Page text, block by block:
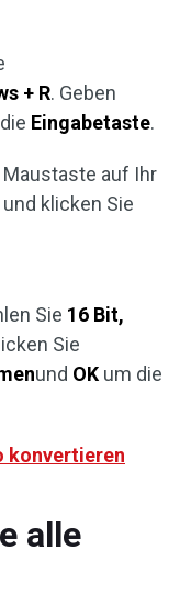
+ R. Geben
Eingabetaste.
auf Ihr
klicken Sie
Sie 16 Bit,
Sie
und OK um die
konvertieren
alle